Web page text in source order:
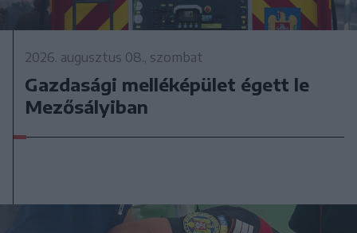
2026. augusztus 08., szombat
Gazdasági melléképület égett le
Mezősályiban